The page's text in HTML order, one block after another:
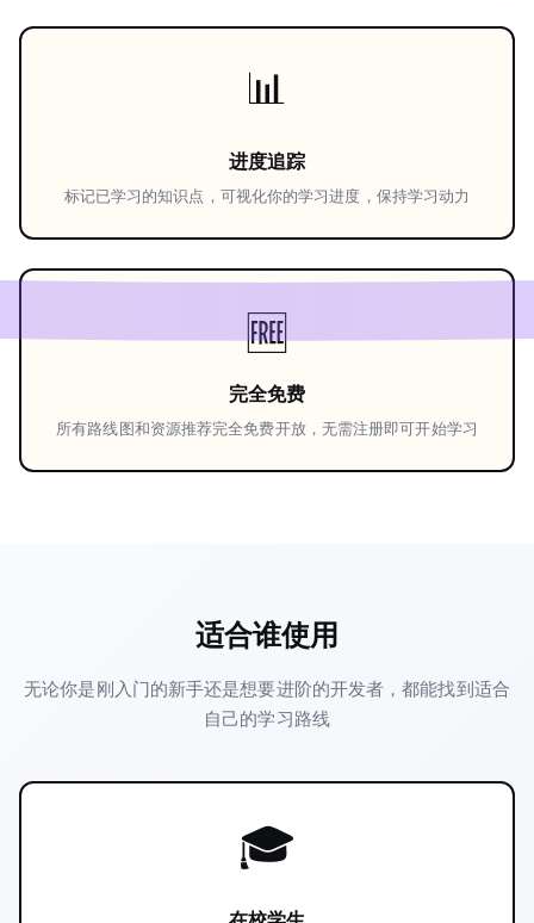
📊
进度追踪
标记已学习的知识点，可视化你的学习进度，保持学习动力
🆓
完全免费
所有路线图和资源推荐完全免费开放，无需注册即可开始学习
适合谁使用
无论你是刚入门的新手还是想要进阶的开发者，都能找到适合
自己的学习路线
🎓